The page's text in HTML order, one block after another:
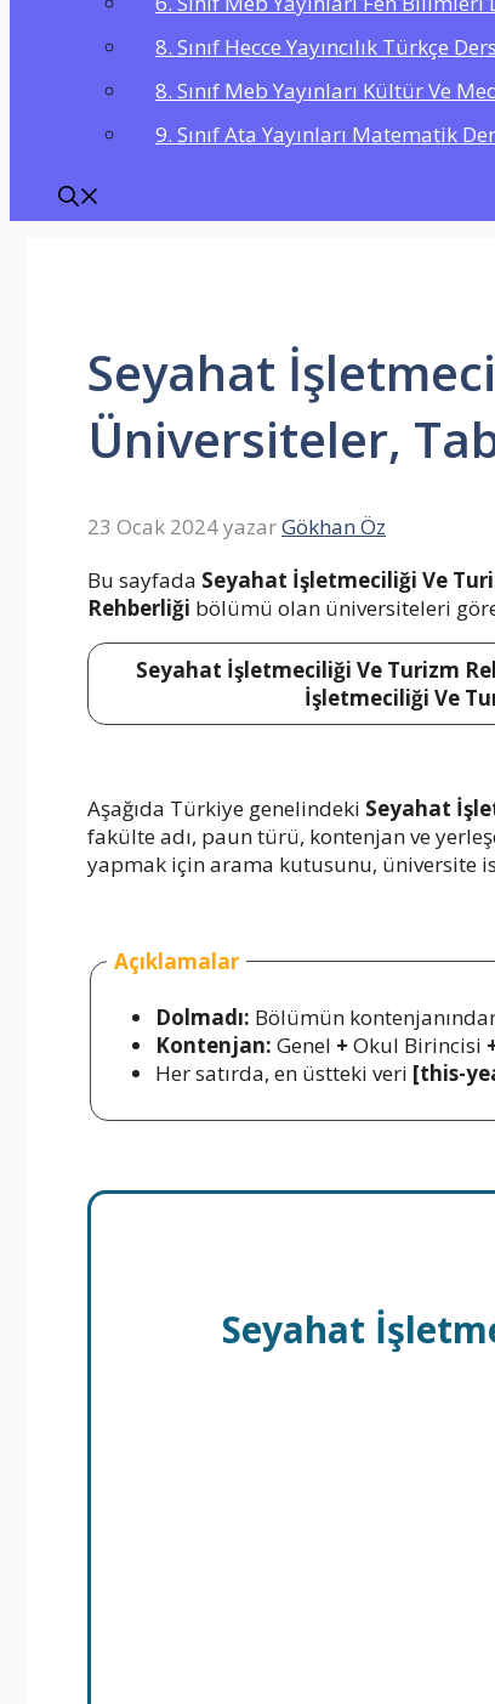
8. Sınıf Hecce Yayıncılık Türkçe
8. Sınıf Meb Yayınları Kültür Ve
9. Sınıf Ata Yayınları Matematik
Seyahat
Üniversiteler,
23 Ocak 2024yazarGökhan Öz
Bu sayfada Seyahat İşletmeciliği Ve
Rehberliği bölümü olan üniversiteleri
Seyahat İşletmeciliği Ve Turizm
İşletmeciliği Ve
Aşağıda Türkiye genelindeki Seyahat
fakülte adı, paun türü, kontenjan ve
yapmak için arama kutusunu, üniversite
Açıklamalar
Dolmadı: Bölümün
Kontenjan: Genel + Okul Birincisi
Her satırda, en üstteki veri [this-
Seyahat